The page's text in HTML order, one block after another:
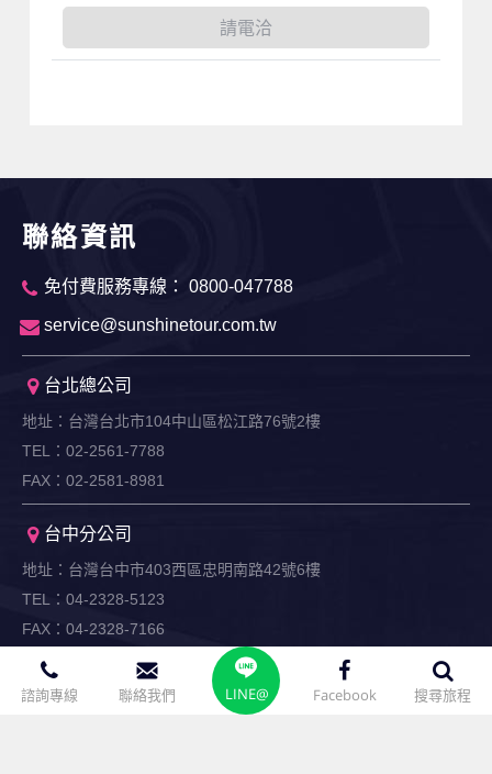
諮詢專線 聯絡我們 LINE@ Facebook 搜尋旅程
請電洽
聯絡資訊
免付費服務專線： 0800-047788
service@sunshinetour.com.tw
台北總公司
地址：台灣台北市104中山區松江路76號2樓
TEL：02-2561-7788
FAX：02-2581-8981
台中分公司
地址：台灣台中市403西區忠明南路42號6樓
TEL：04-2328-5123
FAX：04-2328-7166
高雄分公司
地址：台灣高雄市806前鎮區二聖一路290號8樓之2